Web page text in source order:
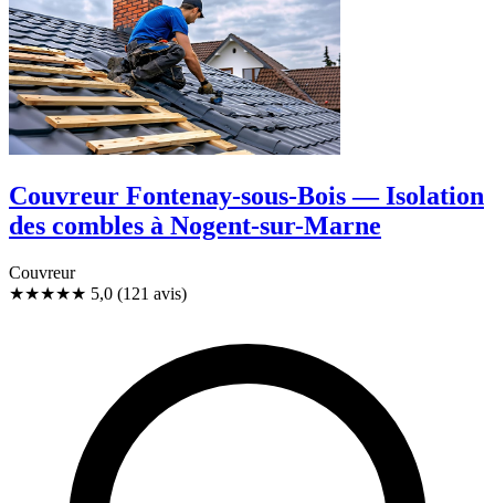
Couvreur Fontenay-sous-Bois — Isolation
des combles à Nogent-sur-Marne
Couvreur
★★★★★ 5,0 (121 avis)